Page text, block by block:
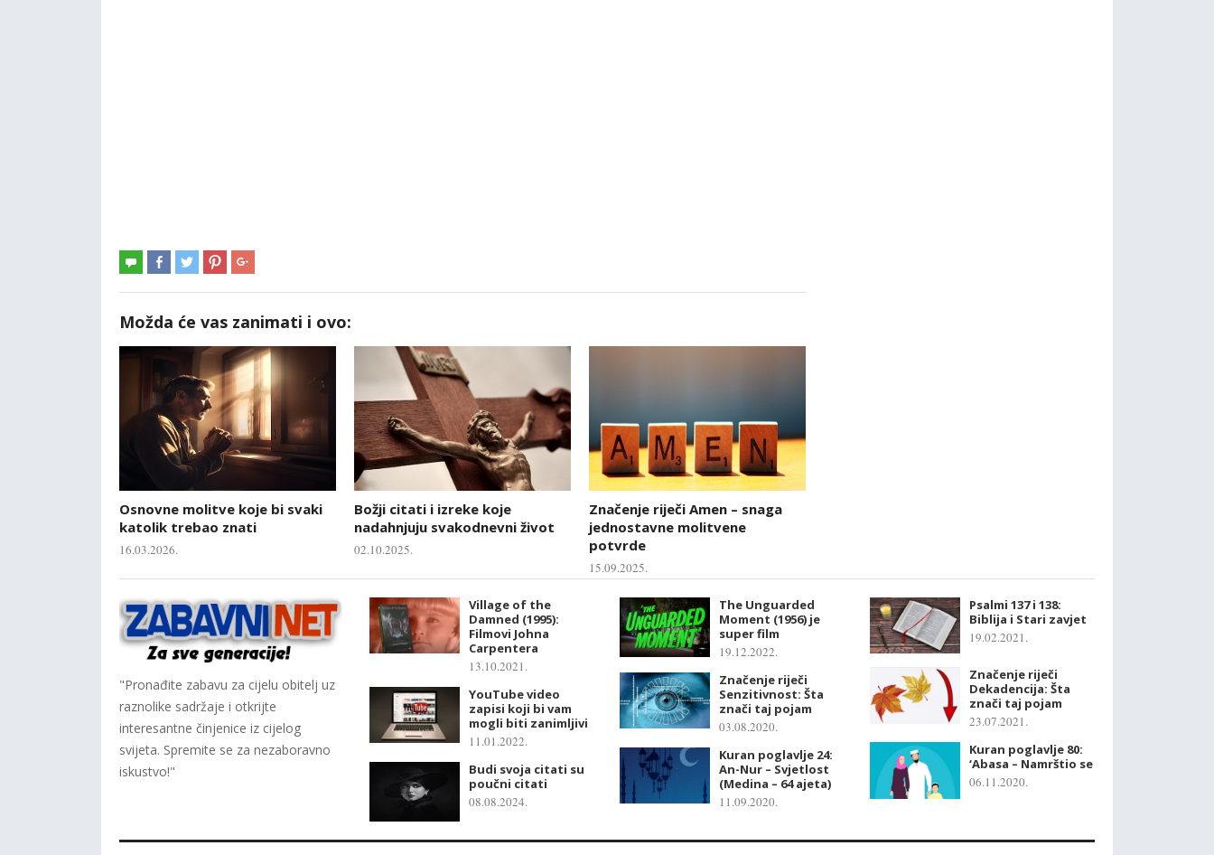
Možda će vas zanimati i ovo:
Osnovne molitve koje bi svaki
katolik trebao znati
16.03.2026.
Božji citati i izreke koje
nadahnjuju svakodnevni život
02.10.2025.
Značenje riječi Amen – snaga
jednostavne molitvene
potvrde
15.09.2025.
"Pronađite zabavu za cijelu obitelj uz
raznolike sadržaje i otkrijte
interesantne činjenice iz cijelog
svijeta. Spremite se za nezaboravno
iskustvo!"
Village of the
Damned (1995):
Filmovi Johna
Carpentera
13.10.2021.
YouTube video
zapisi koji bi vam
mogli biti zanimljivi
11.01.2022.
Budi svoja citati su
poučni citati
08.08.2024.
The Unguarded
Moment (1956) je
super film
19.12.2022.
Značenje riječi
Senzitivnost: Šta
znači taj pojam
03.08.2020.
Kuran poglavlje 24:
An-Nur – Svjetlost
(Medina – 64 ajeta)
11.09.2020.
Psalmi 137 i 138:
Biblija i Stari zavjet
19.02.2021.
Značenje riječi
Dekadencija: Šta
znači taj pojam
23.07.2021.
Kuran poglavlje 80:
‘Abasa – Namrštio se
06.11.2020.